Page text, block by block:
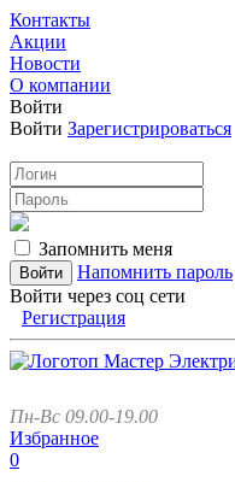
Контакты
Акции
Новости
О компании
Войти
Войти Зарегистрироваться
Запомнить меня
Напомнить пароль
Войти через соц сети
Регистрация
Пн-Вс 09.00-19.00
Избранное
0